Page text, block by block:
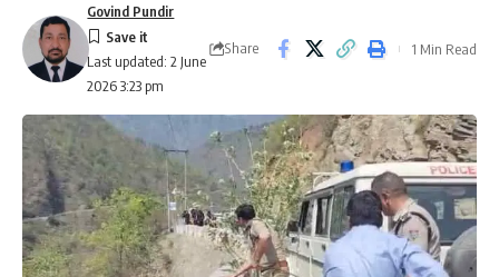
Last updated: 2 June
2026 3:23 pm
Govind Pundir
Share 1 Min Read